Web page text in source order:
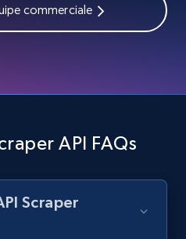
keywords
Final price,
commerciale
API FAQs
Scraper